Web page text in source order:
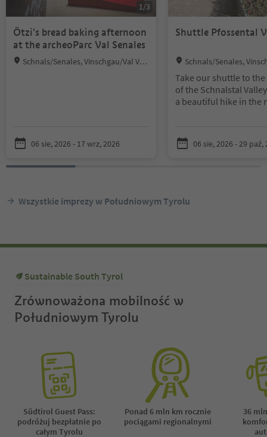
1/3
Ötzi's bread baking afternoon
at the archeoParc Val Senales
Location:
Schnals/Senales, Vinschgau/Val Ven
06 sie, 2026 - 17 wrz, 2026
Shuttle Pfossental
Location:
Schnals/Senales,
Take our shuttle to the
of the Schnalstal
a beautiful hike in the
and ibex in their wild
3:00 p. m. at the
children 10 and under
06 sie, 2026 - 29 paź,
Wszystkie imprezy w Południowym Tyrolu
Sustainable South Tyrol
Zrównoważona mobilność w
Południowym Tyrolu
Südtirol Guest Pass:
podróżuj bezpłatnie po
całym Tyrolu
Ponad 6 mln km rocznie
pociągami regionalnymi
36